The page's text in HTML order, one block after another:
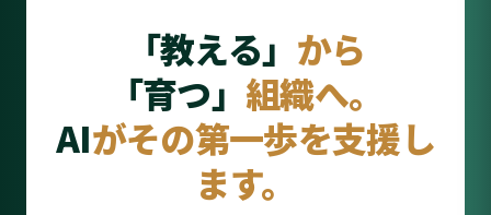
「教える」 から
「育つ」 組織へ。
AIがその第一歩を支援し
ます。